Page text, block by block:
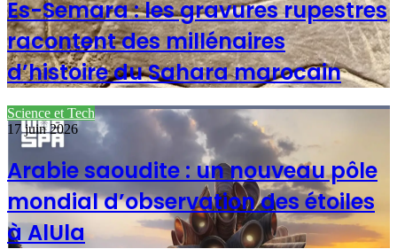
Es-Semara : les gravures rupestres
racontent des millénaires
d’histoire du Sahara marocain
Science et Tech
17 juin 2026
Arabie saoudite : un nouveau pôle
mondial d’observation des étoiles
à AlUla